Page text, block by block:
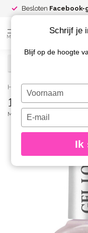
Besloten Facebook-
MENU
Home / 1023 Gel
1023 Gel Look
MOYRA
Schrijf je
Blijf op de hoogte
Typ
je
naam
Typ
je
e-
in
Ik